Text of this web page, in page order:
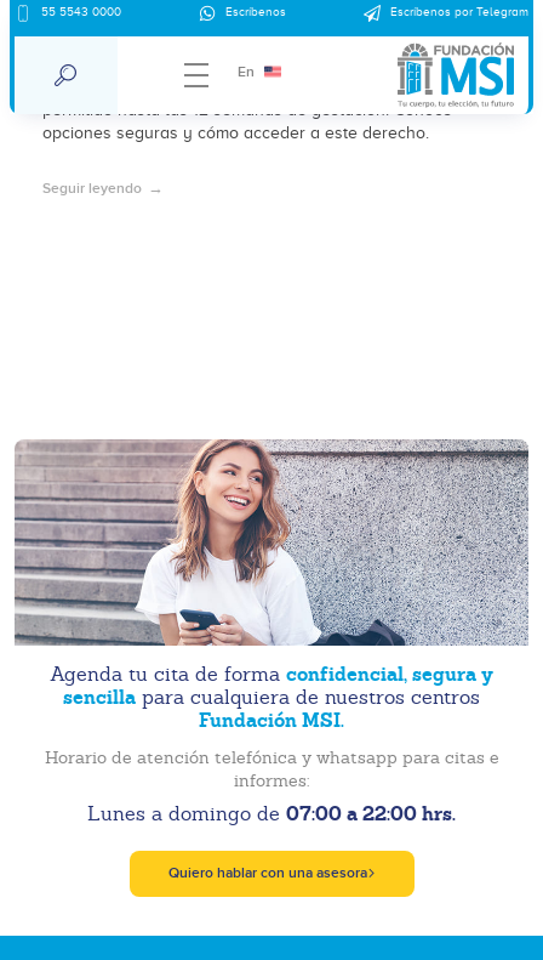
55 5543 0000 Escríbenos Escríbenos por Telegram
En
¿Dónde abortar en Cancún 2025?
En 2025, el aborto por voluntad propia en Cancún está
permitido hasta las 12 semanas de gestación. Conoce
opciones seguras y cómo acceder a este derecho.
Seguir leyendo
Agenda tu cita de forma confidencial, segura y
sencilla para cualquiera de nuestros centros
Fundación MSI.
Horario de atención telefónica y whatsapp para citas e
informes:
Lunes a domingo de 07:00 a 22:00 hrs.
Quiero hablar con una asesora